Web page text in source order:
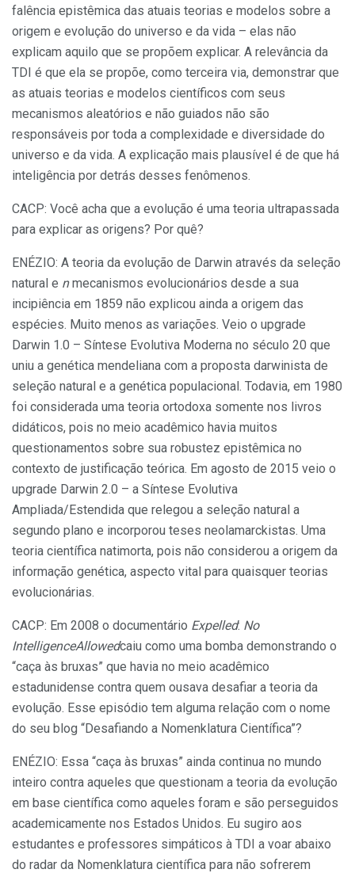
falência epistêmica das atuais teorias e modelos sobre a
origem e evolução do universo e da vida – elas não
explicam aquilo que se propõem explicar. A relevância da
TDI é que ela se propõe, como terceira via, demonstrar que
as atuais teorias e modelos científicos com seus
mecanismos aleatórios e não guiados não são
responsáveis por toda a complexidade e diversidade do
universo e da vida. A explicação mais plausível é de que há
inteligência por detrás desses fenômenos.
CACP: Você acha que a evolução é uma teoria ultrapassada
para explicar as origens? Por quê?
ENÉZIO: A teoria da evolução de Darwin através da seleção
natural e nmecanismos evolucionários desde a sua
incipiência em 1859 não explicou ainda a origem das
espécies. Muito menos as variações. Veio o upgrade
Darwin 1.0 – Síntese Evolutiva Moderna no século 20 que
uniu a genética mendeliana com a proposta darwinista de
seleção natural e a genética populacional. Todavia, em 1980
foi considerada uma teoria ortodoxa somente nos livros
didáticos, pois no meio acadêmico havia muitos
questionamentos sobre sua robustez epistêmica no
contexto de justificação teórica. Em agosto de 2015 veio o
upgrade Darwin 2.0 – a Síntese Evolutiva
Ampliada/Estendida que relegou a seleção natural a
segundo plano e incorporou teses neolamarckistas. Uma
teoria científica natimorta, pois não considerou a origem da
informação genética, aspecto vital para quaisquer teorias
evolucionárias.
CACP: Em 2008 o documentário Expelled: No
IntelligenceAllowedcaiu como uma bomba demonstrando o
“caça às bruxas” que havia no meio acadêmico
estadunidense contra quem ousava desafiar a teoria da
evolução. Esse episódio tem alguma relação com o nome
do seu blog “Desafiando a Nomenklatura Científica”?
ENÉZIO: Essa “caça às bruxas” ainda continua no mundo
inteiro contra aqueles que questionam a teoria da evolução
em base científica como aqueles foram e são perseguidos
academicamente nos Estados Unidos. Eu sugiro aos
estudantes e professores simpáticos à TDI a voar abaixo
do radar da Nomenklatura científica para não sofrerem